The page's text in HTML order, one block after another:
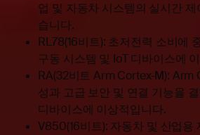
업 및 자동차 시스템의 실시간
습니다.
RL78(16비트): 초저전력 소비에
구동 시스템 및 IoT 디바이스에
RA(32비트 Arm Cortex-M): Arm
성과 고급 보안 및 연결 기능을
디바이스에 이상적입니다.
V850(16비트): 자동차 및 산업용